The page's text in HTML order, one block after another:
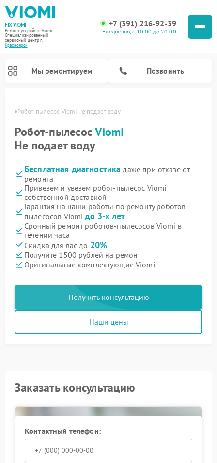
FIX-VIOMI
Ремонт устройств Viomi
Специализированный
cервисный центр г.
Красноярск
+7 (391) 216-92-39
Ежедневно, с 10:00 до 20:00
Мы ремонтируем Позвонить
Робот-пылесос Viomi не подает воду
Робот-пылесосViomi
Не подает воду
Бесплатная диагностика даже при отказе от
ремонта
Привезем и увезем робот-пылесос Viomi
собственной доставкой
Гарантия на наши работы по ремонту роботов-
пылесосов Viomiдо 3-х лет
Срочный ремонт роботов-пылесосов Viomi в
течении часа
Скидка для вас до 20%
Получите 1500 рублей на ремонт
Оригинальные комплектующие Viomi
Получить консультацию
Наши цены
Заказать консультацию
Контактный телефон: